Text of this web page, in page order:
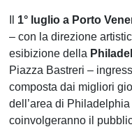
1° luglio a Porto
– con la direzione
esibizione della
Piazza Bastreri –
composta dai migliori
dell’area di
coinvolgeranno il